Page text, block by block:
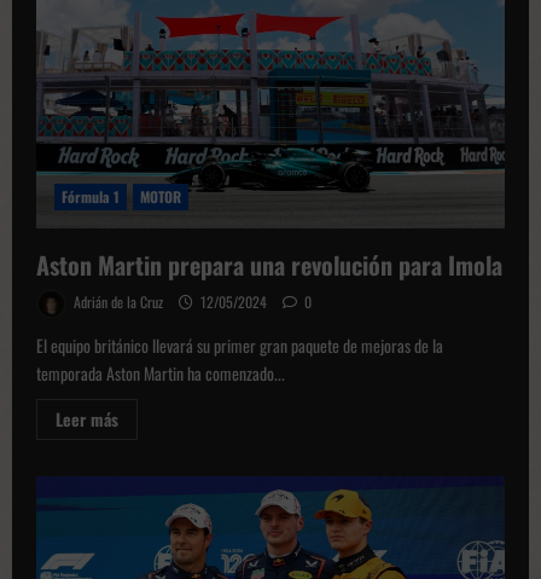
Martin
Fórmula 1 MOTOR
Aston Martin prepara una revolución para Imola
Adrián de la Cruz 12/05/2024 0
El equipo británico llevará su primer gran paquete de mejoras de la
temporada Aston Martin ha comenzado...
Leer másLeer
revolución
Imola